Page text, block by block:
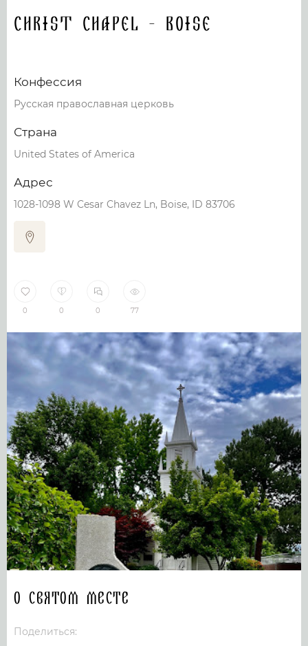
Christ Chapel - Boise
Конфессия
Русская православная церковь
Страна
United States of America
Адрес
1028-1098 W Cesar Chavez Ln, Boise, ID 83706
0 0 0 77
О святом месте
Поделиться: